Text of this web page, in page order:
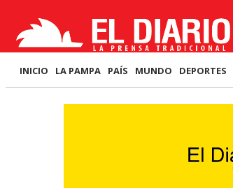
INICIO LA PAMPA PAÍS MUNDO DEPORTES